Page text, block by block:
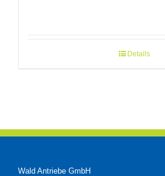
Details
Wald Antriebe GmbH